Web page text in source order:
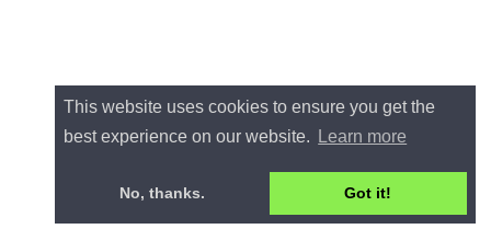
This website uses cookies to ensure you get the
best experience on our website.
Learn more
No, thanks. Got it!